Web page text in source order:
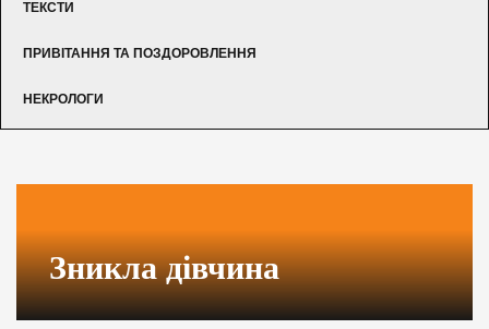
ТЕКСТИ
ПРИВІТАННЯ ТА ПОЗДОРОВЛЕННЯ
НЕКРОЛОГИ
Зникла дівчина